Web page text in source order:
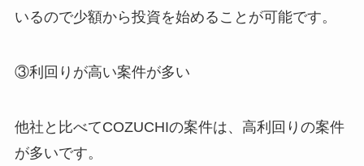
いるので少額から投資を始めることが可能です。
③利回りが高い案件が多い
他社と比べてCOZUCHIの案件は、高利回りの案件
が多いです。